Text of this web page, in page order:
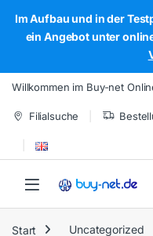
Im Aufbau und in der
ein Angebot unter
Skip to navigation
Skip to content
Willkommen im Buy-net
Filialsuche
Open
Start Uncategorized